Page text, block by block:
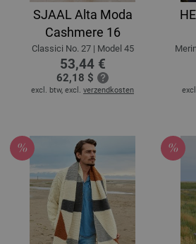
SJAAL Alta Moda
Cashmere 16
Classici No. 27 | Model 45
53,44 €
62,18 $
excl. btw, excl. verzendkosten